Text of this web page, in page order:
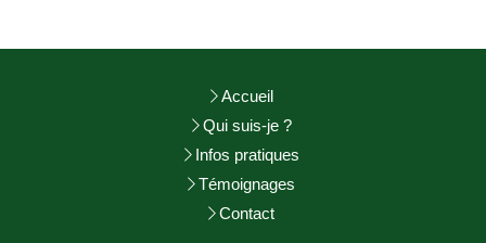
Accueil
Qui suis-je ?
Infos pratiques
Témoignages
Contact